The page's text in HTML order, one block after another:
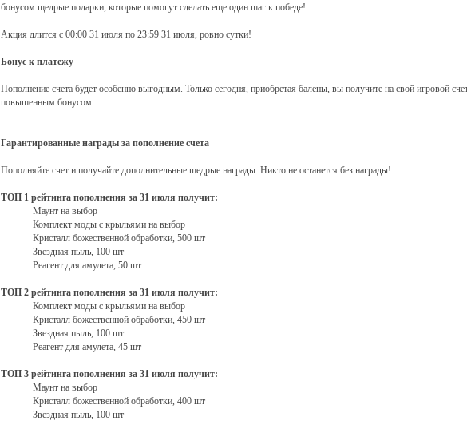
бонусом щедрые подарки, которые помогут сделать еще один шаг к победе!
Акция длится с 00:00 31 июля по 23:59 31 июля, ровно сутки!
Бонус к платежу
Пополнение счета будет особенно выгодным. Только сегодня, приобретая балены, вы получите на свой игровой
повышенным бонусом.
Гарантированные награды за пополнение счета
Пополняйте счет и получайте дополнительные щедрые награды. Никто не останется без награды!
ТОП 1 рейтинга пополнения за 31 июля получит:
Маунт на выбор
Комплект моды с крыльями на выбор
Кристалл божественной обработки, 500 шт
Звездная пыль, 100 шт
Реагент для амулета, 50 шт
ТОП 2 рейтинга пополнения за 31 июля получит:
Комплект моды с крыльями на выбор
Кристалл божественной обработки, 450 шт
Звездная пыль, 100 шт
Реагент для амулета, 45 шт
ТОП 3 рейтинга пополнения за 31 июля получит:
Маунт на выбор
Кристалл божественной обработки, 400 шт
Звездная пыль, 100 шт